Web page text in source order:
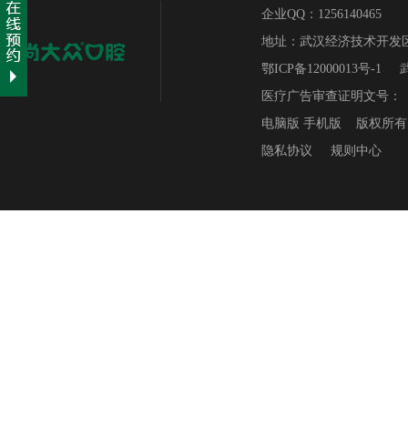
企业QQ：1256140465
地址：武汉经济技术开发
鄂ICP备12000013号-1
医疗广告审查证明文号：
电脑版 手机版
版权所
隐私协议
规则中心